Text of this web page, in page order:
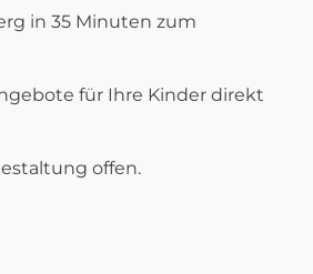
in 35 Minuten zum
für Ihre Kinder direkt
offen.